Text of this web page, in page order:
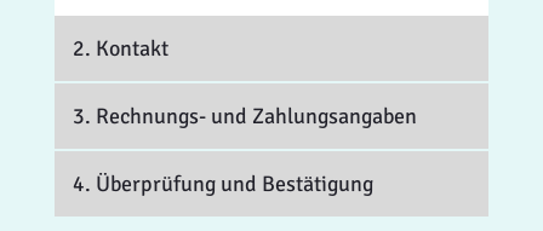
2. Kontakt
3. Rechnungs- und Zahlungsangaben
4. Überprüfung und Bestätigung